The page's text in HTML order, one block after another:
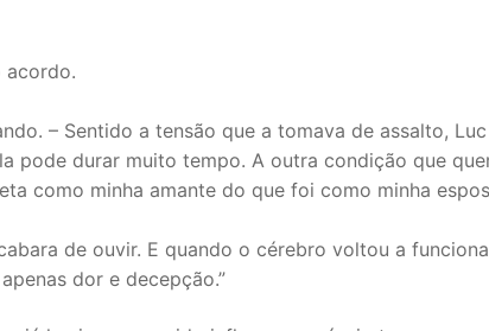
acordo.
– Sentido a tensão que a tomava de assalto, Luc
pode durar muito tempo. A outra condição que
como minha amante do que foi como minha
de ouvir. E quando o cérebro voltou a
dor e decepção.”